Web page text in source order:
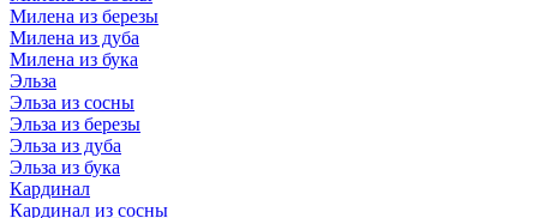
Милена из березы
Милена из дуба
Милена из бука
Эльза
Эльза из сосны
Эльза из березы
Эльза из дуба
Эльза из бука
Кардинал
Кардинал из сосны